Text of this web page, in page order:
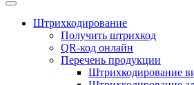
Штрихкодирование
Получить штрихкод
QR-код онлайн
Перечень продукции
Штрихкодирование